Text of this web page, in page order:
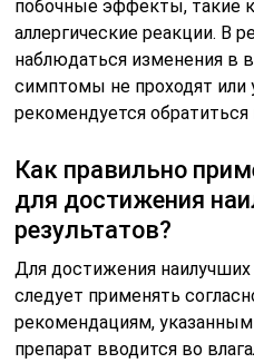
побочные эффекты, такие
аллергические реакции. В
наблюдаться изменения в
симптомы не проходят или
рекомендуется обратиться
Как правильно
для достижения
результатов?
Для достижения
следует применять
рекомендациям,
препарат вводится во